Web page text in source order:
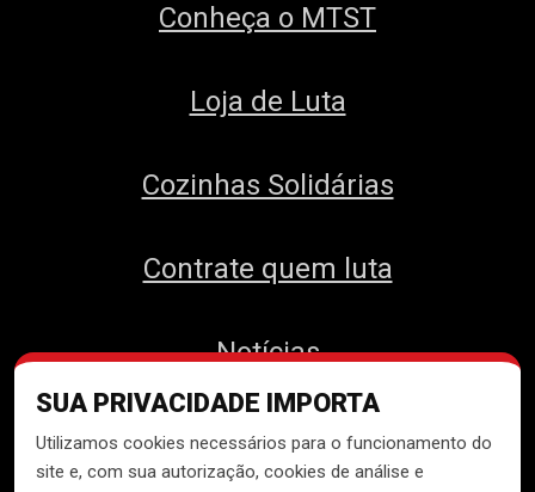
SUA PRIVACIDADE IMPORTA
Utilizamos cookies necessários para o funcionamento do
site e, com sua autorização, cookies de análise e
Conheça o MTST
Loja de Luta
Cozinhas Solidárias
Contrate quem luta
Notícias
Contato